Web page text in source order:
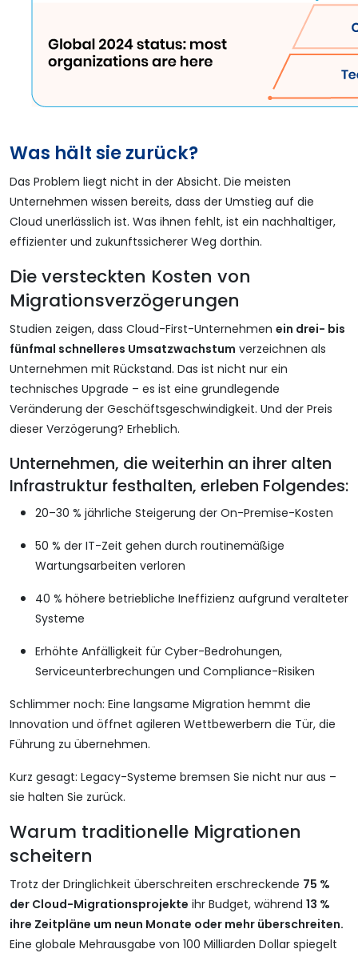
Was hält sie zurück?
Das Problem liegt nicht in der Absicht. Die meisten
Unternehmen wissen bereits, dass der Umstieg auf die
Cloud unerlässlich ist. Was ihnen fehlt, ist ein nachhaltiger,
effizienter und zukunftssicherer Weg dorthin.
Die versteckten Kosten von
Migrationsverzögerungen
Studien zeigen, dass Cloud-First-Unternehmen ein drei- bis
fünfmal schnelleres Umsatzwachstum verzeichnen als
Unternehmen mit Rückstand. Das ist nicht nur ein
technisches Upgrade – es ist eine grundlegende
Veränderung der Geschäftsgeschwindigkeit. Und der Preis
dieser Verzögerung? Erheblich.
Unternehmen, die weiterhin an ihrer alten
Infrastruktur festhalten, erleben Folgendes:
20–30 % jährliche Steigerung der On-Premise-Kosten
50 % der IT-Zeit gehen durch routinemäßige
Wartungsarbeiten verloren
40 % höhere betriebliche Ineffizienz aufgrund veralteter
Systeme
Erhöhte Anfälligkeit für Cyber-Bedrohungen,
Serviceunterbrechungen und Compliance-Risiken
Schlimmer noch: Eine langsame Migration hemmt die
Innovation und öffnet agileren Wettbewerbern die Tür, die
Führung zu übernehmen.
Kurz gesagt: Legacy-Systeme bremsen Sie nicht nur aus –
sie halten Sie zurück.
Warum traditionelle Migrationen
scheitern
Trotz der Dringlichkeit überschreiten erschreckende 75 %
der Cloud-Migrationsprojekte ihr Budget, während 13 %
ihre Zeitpläne um neun Monate oder mehr überschreiten.
Eine globale Mehrausgabe von 100 Milliarden Dollar spiegelt